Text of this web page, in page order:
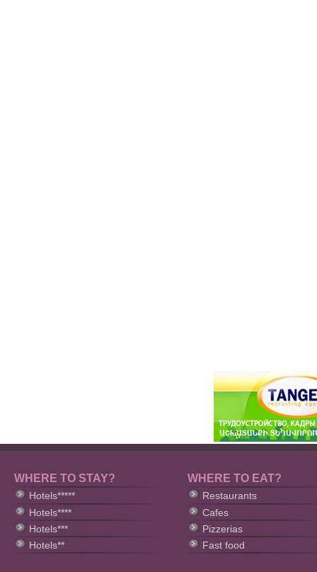
WHERE TO STAY?
Hotels*****
Hotels****
Hotels***
Hotels**
WHERE TO EAT?
Restaurants
Cafes
Pizzerias
Fast food